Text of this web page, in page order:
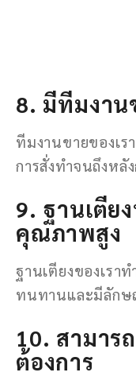
8. มีทีมงาน
ทีมงานขายของเ
การสั่งทำจนถึงหลั
9. ฐานเตีย
คุณภาพสูง
ฐานเตียงของเรา
ทนทานและมีลักษ
10. สามาร
ต้องการ